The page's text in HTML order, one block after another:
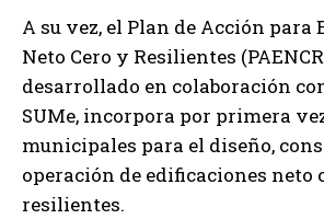
A su vez, el Plan de Acción para
Neto Cero y Resilientes
desarrollado en colaboración
SUMe, incorpora por primera
municipales para el diseño,
operación de edificaciones neto
resilientes.